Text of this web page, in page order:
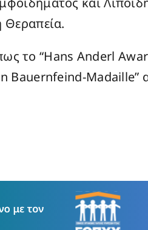
Θεραπεία.
το “Hans Anderl
Bauernfeind-Madaille”